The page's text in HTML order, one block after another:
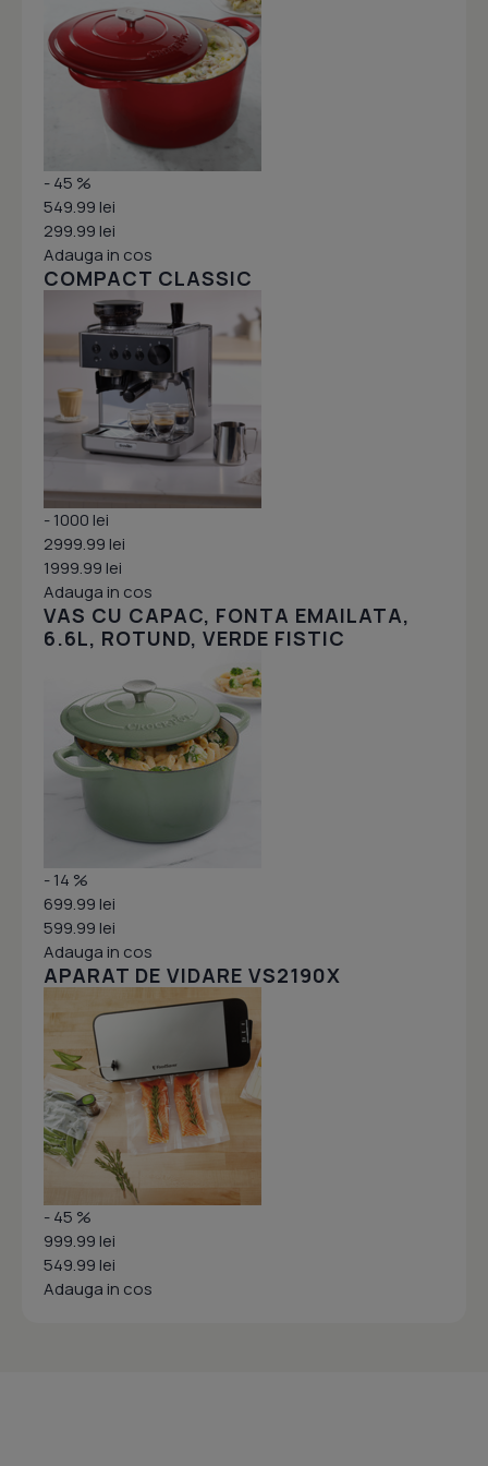
- 45 %
549.99 lei
299.99 lei
Adauga in cos
COMPACT CLASSIC
- 1000 lei
2999.99 lei
1999.99 lei
Adauga in cos
VAS CU CAPAC, FONTA EMAILATA,
6.6L, ROTUND, VERDE FISTIC
- 14 %
699.99 lei
599.99 lei
Adauga in cos
APARAT DE VIDARE VS2190X
- 45 %
999.99 lei
549.99 lei
Adauga in cos